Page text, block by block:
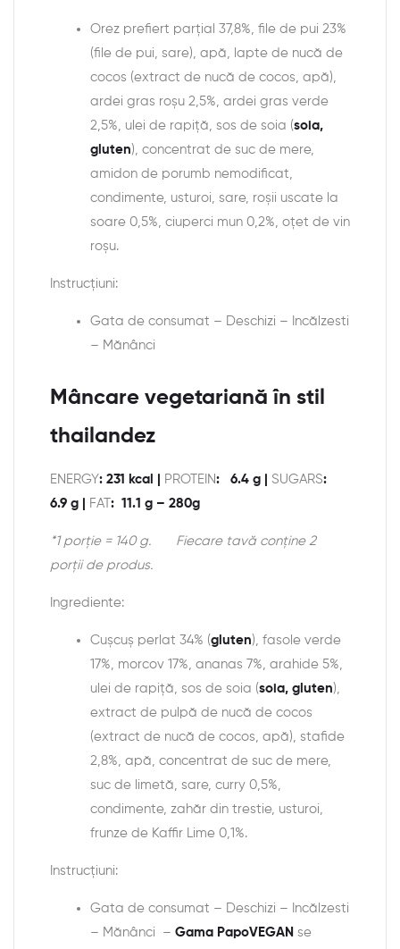
Orez prefiert parțial 37,8%, file de pui 23%
(file de pui, sare), apă, lapte de nucă de
cocos (extract de nucă de cocos, apă),
ardei gras roșu 2,5%, ardei gras verde
2,5%, ulei de rapiță, sos de soia (soia,
gluten), concentrat de suc de mere,
amidon de porumb nemodificat,
condimente, usturoi, sare, roșii uscate la
soare 0,5%, ciuperci mun 0,2%, oțet de vin
roșu.
Instrucțiuni:
Gata de consumat – Deschizi – Incălzesti
– Mănânci
Mâncare vegetariană în stil
thailandez
ENERGY: 231 kcal | PROTEIN: 6.4 g | SUGARS:
6.9 g |
FAT : 11.1 g – 280g
*1 porție = 140 g. Fiecare tavă conține 2
porții de produs.
Ingrediente:
Cușcuș perlat 34% (gluten), fasole verde
17%, morcov 17%, ananas 7%, arahide 5%,
ulei de rapiță, sos de soia (soia, gluten),
extract de pulpă de nucă de cocos
(extract de nucă de cocos, apă), stafide
2,8%, apă, concentrat de suc de mere,
suc de limetă, sare, curry 0,5%,
condimente, zahăr din trestie, usturoi,
frunze de Kaffir Lime 0,1%.
Instrucțiuni:
Gata de consumat – Deschizi – Incălzesti
– Mănânci – Gama PapoVEGAN se